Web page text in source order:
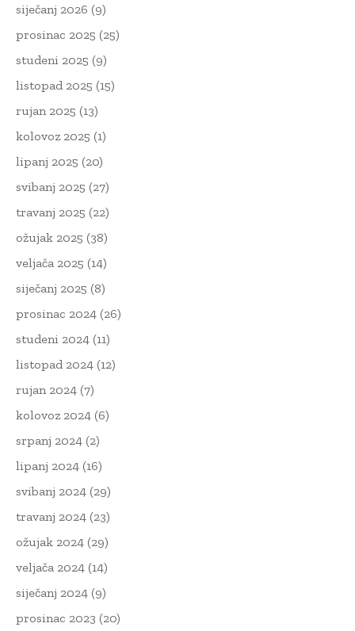
siječanj 2026 (9)
prosinac 2025 (25)
studeni 2025 (9)
listopad 2025 (15)
rujan 2025 (13)
kolovoz 2025 (1)
lipanj 2025 (20)
svibanj 2025 (27)
travanj 2025 (22)
ožujak 2025 (38)
veljača 2025 (14)
siječanj 2025 (8)
prosinac 2024 (26)
studeni 2024 (11)
listopad 2024 (12)
rujan 2024 (7)
kolovoz 2024 (6)
srpanj 2024 (2)
lipanj 2024 (16)
svibanj 2024 (29)
travanj 2024 (23)
ožujak 2024 (29)
veljača 2024 (14)
siječanj 2024 (9)
prosinac 2023 (20)